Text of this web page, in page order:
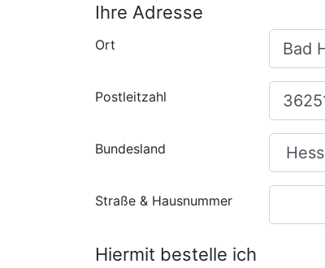
Ihre Adresse
Ort
Postleitzahl
Bundesland
Straße & Hausnummer
Hiermit bestelle ich